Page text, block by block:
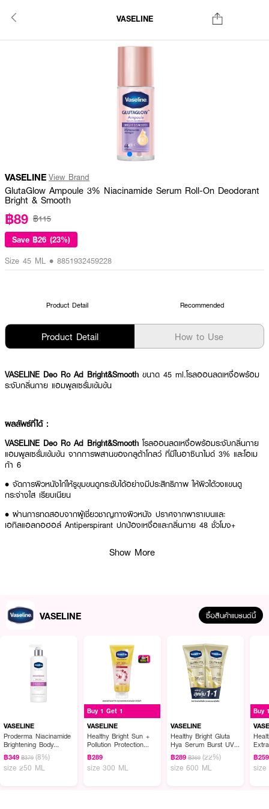
VASELINE
VASELINE View Brand
GlutaGlow Ampoule 3% Niacinamide Serum Roll-On Deodorant
Bright & Smooth
฿89 ฿115
Save ฿26 (23%)
Size 45 ML • 8851932459228
Product Detail Recommended
Product Detail How to Use
VASELINE Deo Ro Ad Bright&Smooth ขนาด 45 ml.โรลออนลดเหงื่อพร้อม
ระงับกลิ่นกาย แอมพูลเซรั่มเข้มข้น
ผลลัพธ์ที่ได้ :
VASELINE Deo Ro Ad Bright&Smooth โรลออนลดเหงื่อพร้อมระงับกลิ่นกาย
แอมพูลเซรั่มเข้มข้น จากการผสานของกลูต้าโกลว์ ที่มีไนอาซินาไมด์ 3% และโอเม
ก้า 6
• จัดการผิวหนังไก่ให้รูขุมขนดูกระชับได้อย่างมีประสิทธิภาพ ให้ผิวใต้วงแขนดู
กระจ่างใส เรียบเนียน
• ผ่านการทดสอบจากผู้เชี่ยวชาญทางผิวหนัง ปราศจากพาราเบนและ
เอทิลแอลกอฮอล์ Antiperspirant ปกป้องเหงื่อและกลิ่นกาย 48 ชั่วโมง+
ทุกวัน
Show More
VASELINE ซื้อสินค้าแบรนด์นี้
VASELINE
Proderma Niacinamide
Brightening Body
Lotion
฿349 ฿379 (8%)
size 250 ML
Buy 1 Get 1
VASELINE
Healthy Bright Sun +
Pollution Protection
Serum SPF50+
PA++++
฿289
size 300 ML
VASELINE
Healthy Bright Gluta
Hya Serum Burst UV
Lotion Flawless Glow
Twin (Twinpack) 300ml.
x 2pcs.
฿289 ฿369 (22%)
size 600 ML
Buy
฿259
size